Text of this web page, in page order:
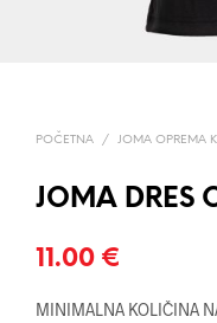
POČETNA / JOMA OPREMA
JOMA DRES
11.00 €
MINIMALNA KOLIČINA